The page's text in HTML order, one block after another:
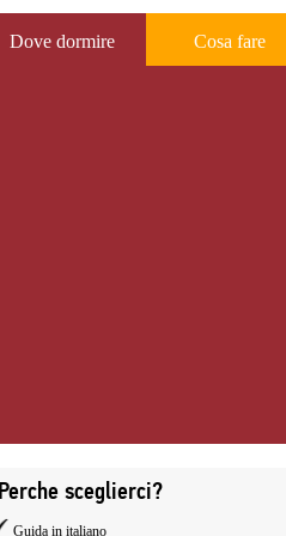
Dove dormire Cosa fare
Perche sceglierci?
Guida in italiano